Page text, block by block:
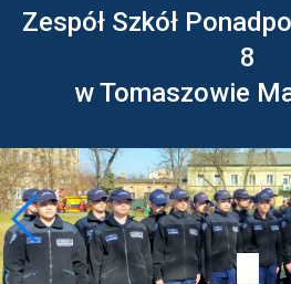
Zespół Szkół
8
w Tomaszowie